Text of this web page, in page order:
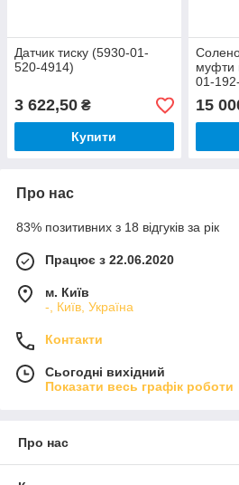
Датчик тиску (5930-01-
520-4914)
3 622,50 ₴
Купити
муфти
01-
15
Про нас
83% позитивних з 18 відгуків за рік
Працює з 22.06.2020
м. Київ
-, Київ, Україна
Контакти
Сьогодні вихідний
Показати весь графік роботи
Про нас